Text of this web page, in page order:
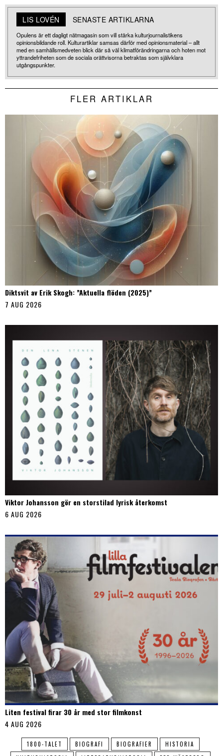
LIS LOVÉN SENASTE ARTIKLARNA
Opulens är ett dagligt nätmagasin som vill stärka kulturjournalistikens
opinionsbildande roll. Kulturartiklar samsas därför med opinionsmaterial – allt
med en samhällsmedveten blick där så väl klimatförändringarna och hoten mot
yttrandefriheten som de sociala orättvisorna betraktas som självklara
utgångspunkter.
FLER ARTIKLAR
Diktsvit av Erik Skogh: ”Aktuella flöden (2025)”
7 AUG 2026
Viktor Johansson gör en storstilad lyrisk återkomst
6 AUG 2026
Liten festival firar 30 år med stor filmkonst
4 AUG 2026
1800-TALET BIOGRAFI BIOGRAFIER
HISTORIA